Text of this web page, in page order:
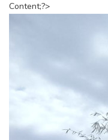
Content;?>